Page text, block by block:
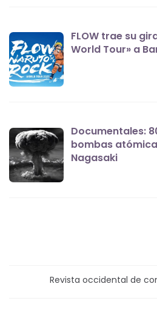
FLOW trae su
World Tour» a
Documentales:
bombas
Nagasaki
Revista occidental de